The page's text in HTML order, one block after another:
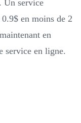
Un service
en moins de 2
en
service en ligne.